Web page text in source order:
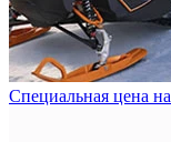
Специальная цена